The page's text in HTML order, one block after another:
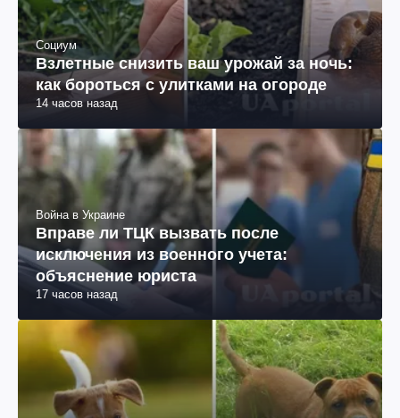
Социум
Взлетные снизить ваш урожай за ночь:
как бороться с улитками на огороде
14 часов назад
Война в Украине
Вправе ли ТЦК вызвать после
исключения из военного учета:
объяснение юриста
17 часов назад